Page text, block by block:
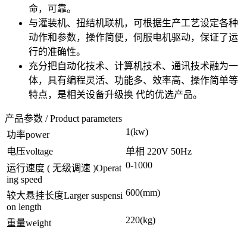
命，可靠。
与灌装机、扭结机联机，可根据生产工艺设定各种
动作和参数，操作简便，伺服电机驱动，保证了运
行的准确性。
充分把自动化技术、计算机技术、通讯技术融为一
体，具有编程灵活、功能多、效率高、操作简单等
特点，是相关设备升级换 代的优选产品。
产品参数 / Product parameters
功率power
1(kw)
电压voltage
单相 220V 50Hz
运行速度 ( 无级调速 )Operat
ing speed
0-1000
较大悬挂长度Larger suspensi
on length
600(mm)
重量weight
220(kg)